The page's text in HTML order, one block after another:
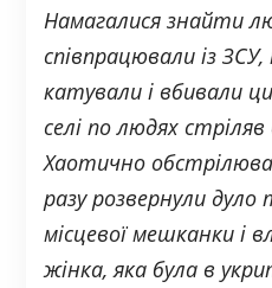
Намагалися знайти
співпрацювали із
катували і вбивали
селі по людях
Хаотично
разу розвернули
місцевої мешканки і
жінка, яка була в